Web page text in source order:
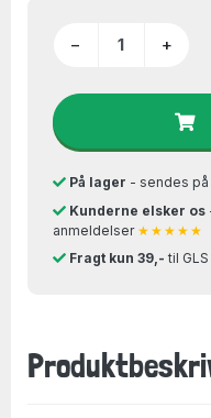
− +
På lager - sendes på
Kunderne elsker os
anmeldelser ★★★★★
Fragt kun 39,- til